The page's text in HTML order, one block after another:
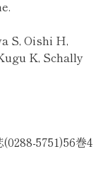
S, Oishi H,
K, Schally
5751)56巻4